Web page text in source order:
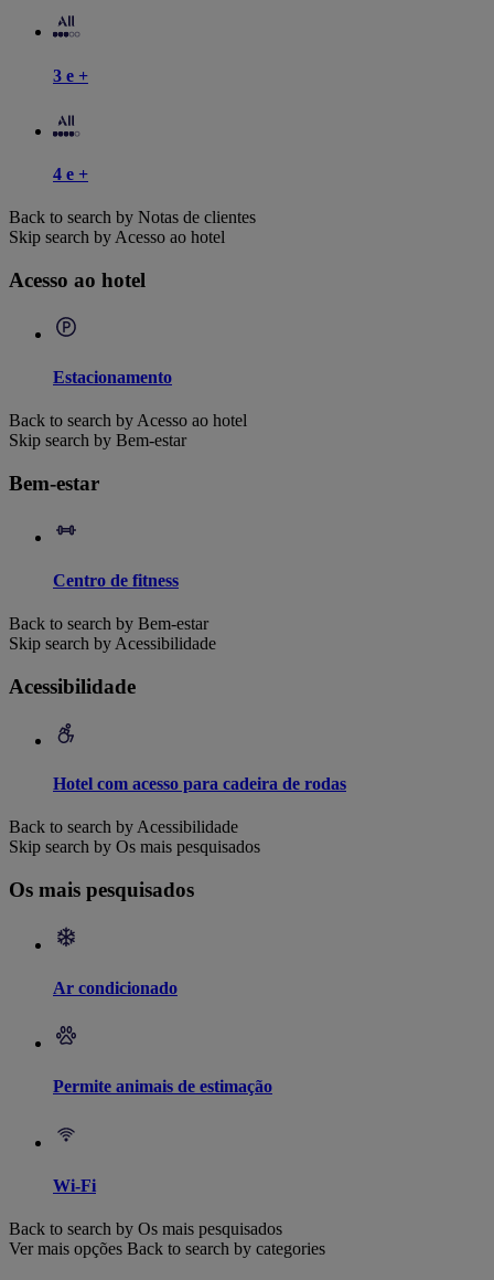
3 e +
4 e +
Back to search by Notas de clientes
Skip search by Acesso ao hotel
Acesso ao hotel
Estacionamento
Back to search by Acesso ao hotel
Skip search by Bem-estar
Bem-estar
Centro de fitness
Back to search by Bem-estar
Skip search by Acessibilidade
Acessibilidade
Hotel com acesso para cadeira de rodas
Back to search by Acessibilidade
Skip search by Os mais pesquisados
Os mais pesquisados
Ar condicionado
Permite animais de estimação
Wi-Fi
Back to search by Os mais pesquisados
Ver mais opções Back to search by categories